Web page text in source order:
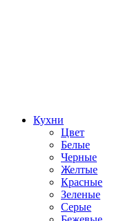
Кухни
Цвет
Белые
Черные
Желтые
Красные
Зеленые
Серые